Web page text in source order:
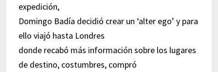
expedición,
Domingo Badía decidió crear un ‘alter ego’ y para
ello viajó hasta Londres
donde recabó más información sobre los lugares
de destino, costumbres, compró